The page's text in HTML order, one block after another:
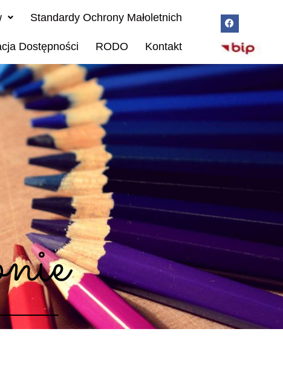
Standardy Ochrony Małoletnich
Dostępności RODO Kontakt